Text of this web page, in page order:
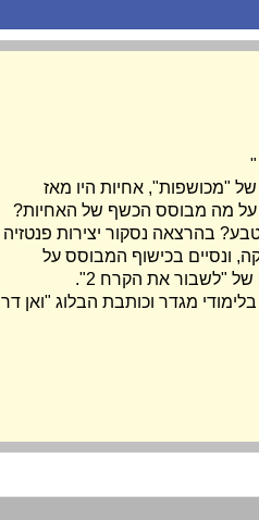
"מכושפות", אחיות היו מאז
על מה מבוסס הכשף של האחיות?
בהרצאה נסקור יצירות פנטזיה
ונסיים בכישוף המבוסס על
"לשבור את הקרח 2".
מגדר וכותבת הבלוג "ואן דר